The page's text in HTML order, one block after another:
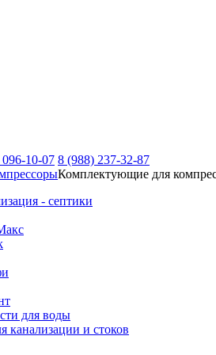
10-07 8 (988) 237-32-87
Комплектующие для
- септики
для воды
канализации и стоков